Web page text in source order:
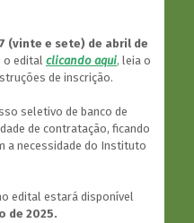
(vinte e sete) de abril de
o edital clicando aqui, leia o
de inscrição.
seletivo de banco de
de contratação, ficando
a necessidade do Instituto
edital estará disponível
de 2025.